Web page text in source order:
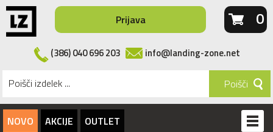
NOVO AKCIJE OUTLET
(386) 040 696 203 info@landing-zone.net
Prijava
Poišči
0